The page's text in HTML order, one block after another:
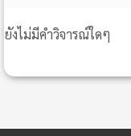
ยังไม่มีคำวิจารณ์ใดๆ